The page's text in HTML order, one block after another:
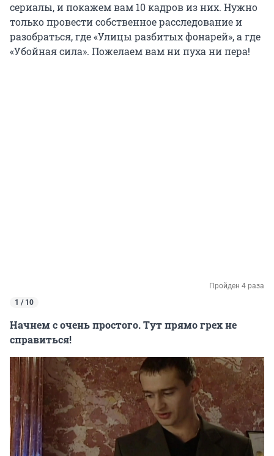
сериалы, и покажем вам 10 кадров из них. Нужно
только провести собственное расследование и
разобраться, где «Улицы разбитых фонарей», а где
«Убойная сила». Пожелаем вам ни пуха ни пера!
Пройден 4 раза
1 / 10
Начнем с очень простого. Тут прямо грех не
справиться!